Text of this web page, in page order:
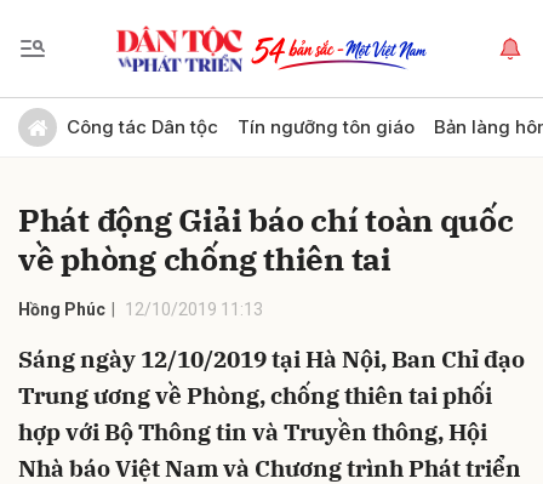
Công tác Dân tộc Tín ngưỡng tôn giáo Bản làng
Phát động Giải báo chí toàn quốc
về phòng chống thiên tai
Hồng Phúc 12/10/2019 11:13
Sáng ngày 12/10/2019 tại Hà Nội, Ban Chỉ đạo
Trung ương về Phòng, chống thiên tai phối
hợp với Bộ Thông tin và Truyền thông, Hội
Nhà báo Việt Nam và Chương trình Phát triển
Gửi bình luận
Hủy Gửi